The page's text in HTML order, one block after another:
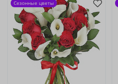
Сезонные цветы